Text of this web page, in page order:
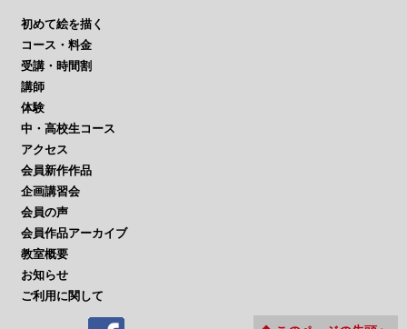
初めて絵を描く
コース・料金
受講・時間割
講師
体験
中・高校生コース
アクセス
会員新作作品
企画講習会
会員の声
会員作品アーカイブ
教室概要
お知らせ
ご利用に関して